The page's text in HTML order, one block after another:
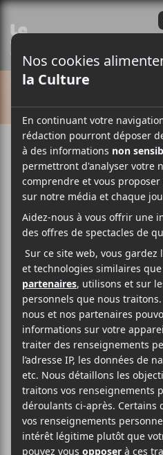
Cet évènement est
Francos de
Michel Rivard —
: une promenade
ans de chansons
2023-06-13 @ 20:00-
Michel Rivardprésentera
bloc : une promenade à
dans le cadre des Francos
20h au Théâtre